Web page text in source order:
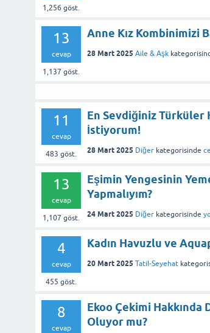
1,256 göst.
13
cevap
1,137 göst.
Anne Kız Kombinimizi
28 Mart 2025 Aile & Aşk
11
cevap
483 göst.
En Sevdiğiniz
İstiyorum!
28 Mart 2025 Diğer kategorisinde
13
cevap
1,107 göst.
Eşimin Yengesinin
Yapmalıyım?
24 Mart 2025 Diğer kategorisinde
4
cevap
455 göst.
Kadın Havuzlu ve
20 Mart 2025 Tatil-Seyehat
8
cevap
Ekoo Çekimi Hakkında
Oluyor mu?